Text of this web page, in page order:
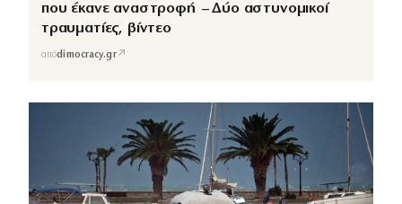
που έκανε αναστροφή – Δύο αστυνομικοί
τραυματίες, βίντεο
απόdimocracy.gr↗